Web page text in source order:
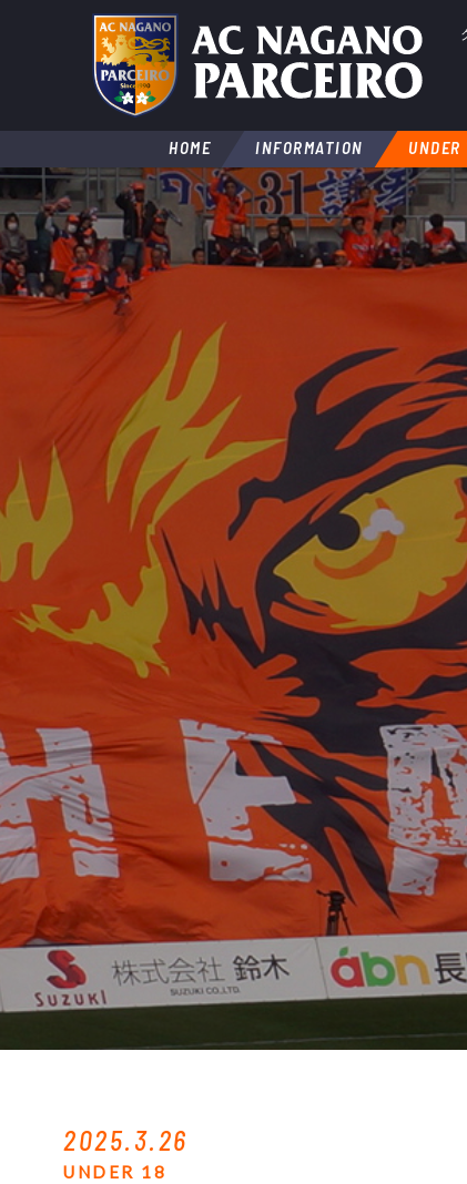
HOME INFORMATION UNDER
2025.3.26
UNDER 18